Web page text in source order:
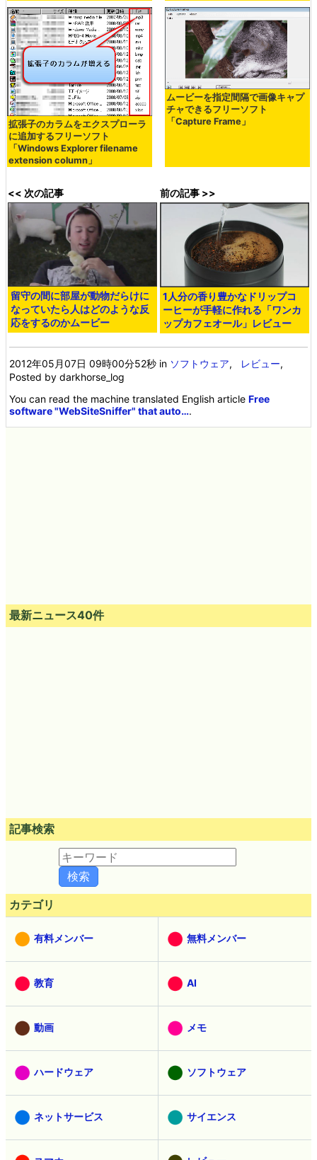
拡張子のカラムをエクスプローラ
に追加するフリーソフト
「Windows Explorer filename
extension column」
ムービーを指定間隔で画像キャプ
チャできるフリーソフト
「Capture Frame」
<< 次の記事
留守の間に部屋が動物だらけに
なっていたら人はどのような反
応をするのかムービー
前の記事 >>
1人分の香り豊かなドリップコ
ーヒーが手軽に作れる「ワンカ
ップカフェオール」レビュー
2012年05月07日 09時00分52秒 in ソフトウェア, レビュー,
Posted by darkhorse_log
You can read the machine translated English articleFree
software "WebSiteSniffer" that auto….
最新ニュース40件
記事検索
カテゴリ
有料メンバー 無料メンバー
教育 AI
動画 メモ
ハードウェア ソフトウェア
ネットサービス サイエンス